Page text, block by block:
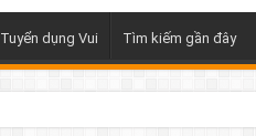
Tuyển dụng Vui Tìm kiếm gần đây